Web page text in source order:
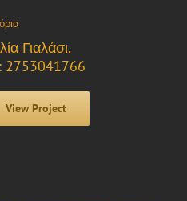
Γιαλάσι,
2753041766
View Project